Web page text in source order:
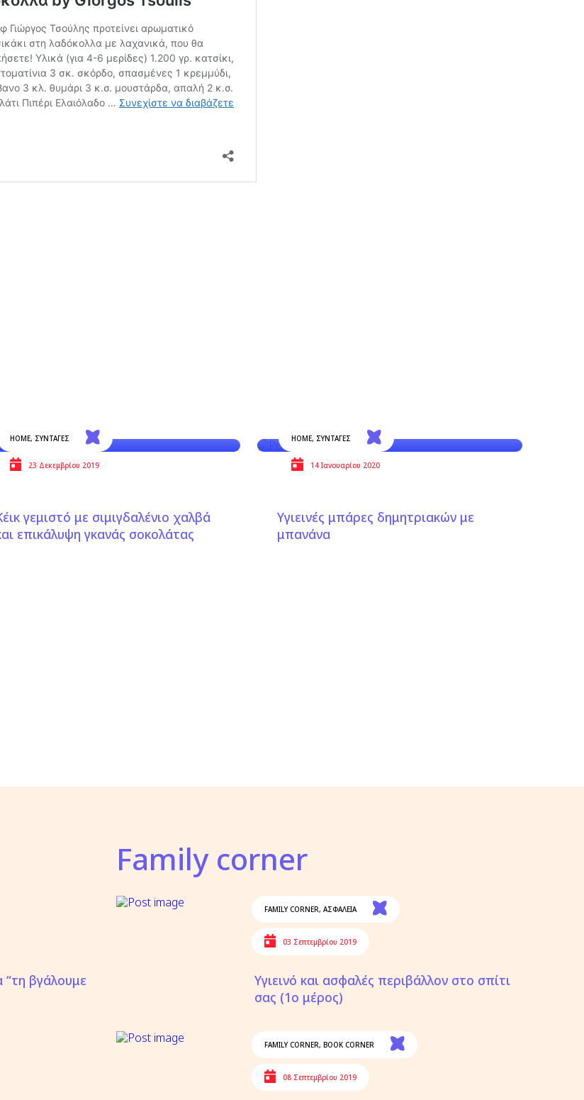
HOME, ΣΥΝΤΑΓΕΣ
23 Δεκεμβρίου 2019
γεμιστό με σιμιγδαλένιο χαλβά
επικάλυψη γκανάς σοκολάτας
HOME, ΣΥΝΤΑΓΕΣ
14 Ιανουαρίου 2020
Υγιεινές μπάρες δημητριακών με
μπανάνα
“τη βγάλουμε
Family corner
FAMILY CORNER, ΑΣΦΑΛΕΙΑ
03 Σεπτεμβρίου 2019
Υγιεινό και ασφαλές περιβάλλον στο σπίτι
σας (1ο μέρος)
FAMILY CORNER, BOOK CORNER
08 Σεπτεμβρίου 2019